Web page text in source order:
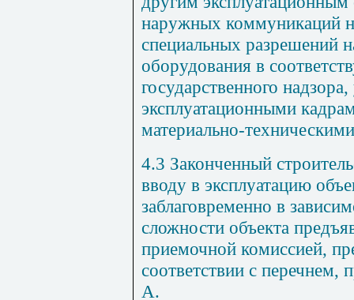
наружных коммуникаций
специальных разрешений
оборудования в
государственного
эксплуатационными
материально-
4.3 Законченный
вводу в эксплуатацию
заблаговременно в
сложности объекта
приемочной комиссией,
соответствии с
А.